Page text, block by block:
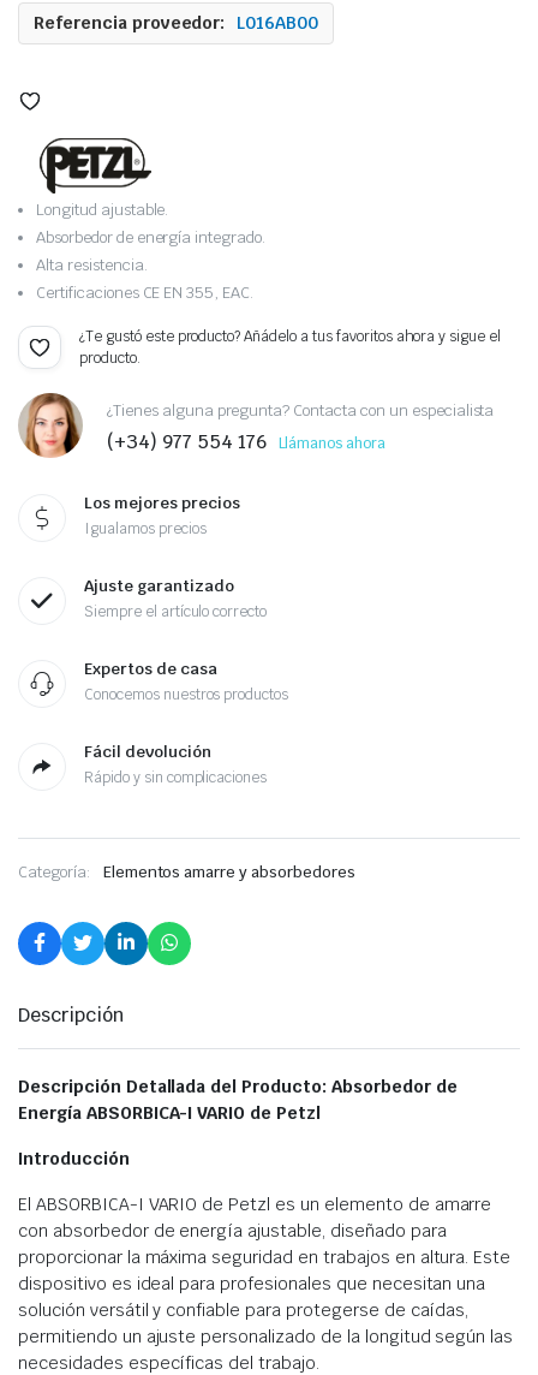
Referencia proveedor: L016AB00
Longitud ajustable.
Absorbedor de energía integrado.
Alta resistencia.
Certificaciones CE EN 355, EAC.
¿Te gustó este producto? Añádelo a tus favoritos ahora y sigue el
producto.
¿Tienes alguna pregunta? Contacta con un especialista
(+34) 977 554 176 Llámanos ahora
Los mejores precios
Igualamos precios
Ajuste garantizado
Siempre el artículo correcto
Expertos de casa
Conocemos nuestros productos
Fácil devolución
Rápido y sin complicaciones
Categoría: Elementos amarre y absorbedores
Descripción
Descripción Detallada del Producto: Absorbedor de
Energía ABSORBICA-I VARIO de Petzl
Introducción
El ABSORBICA-I VARIO de Petzl es un elemento de amarre
con absorbedor de energía ajustable, diseñado para
proporcionar la máxima seguridad en trabajos en altura. Este
dispositivo es ideal para profesionales que necesitan una
solución versátil y confiable para protegerse de caídas,
permitiendo un ajuste personalizado de la longitud según las
necesidades específicas del trabajo.